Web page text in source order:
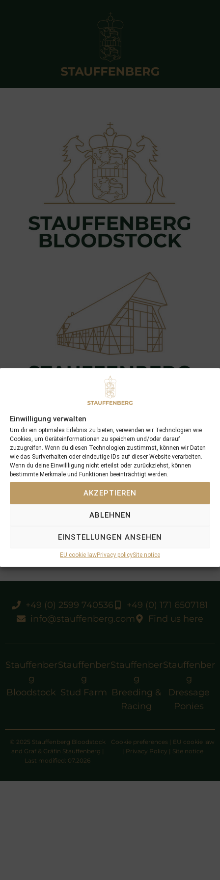
Einwilligung verwalten
Um dir ein optimales Erlebnis zu bieten, verwenden wir Technologien wie
Cookies, um Geräteinformationen zu speichern und/oder darauf
zuzugreifen. Wenn du diesen Technologien zustimmst, können wir Daten
wie das Surfverhalten oder eindeutige IDs auf dieser Website verarbeiten.
Wenn du deine Einwillligung nicht erteilst oder zurückziehst, können
bestimmte Merkmale und Funktionen beeinträchtigt werden.
AKZEPTIEREN
ABLEHNEN
EINSTELLUNGEN ANSEHEN
EU cookie lawPrivacy policySite notice
+49 (0) 2599 740536
+49 (0) 171 6507181
info@stauffenberg.com
Find us here
Stauffenber
g
Bloodstock
Stauffenber
g
Stud Farm
Stauffenber
g
Breeding &
Racing
Stauffenber
g
Dressage
Ponies
© 2025 Stauffenberg Bloodstock
and Graf & Gräfin Stauffenberg |
Last modified: 07.2026
Cookie preferences | EU cookie law
| Privacy Policy | Site notice